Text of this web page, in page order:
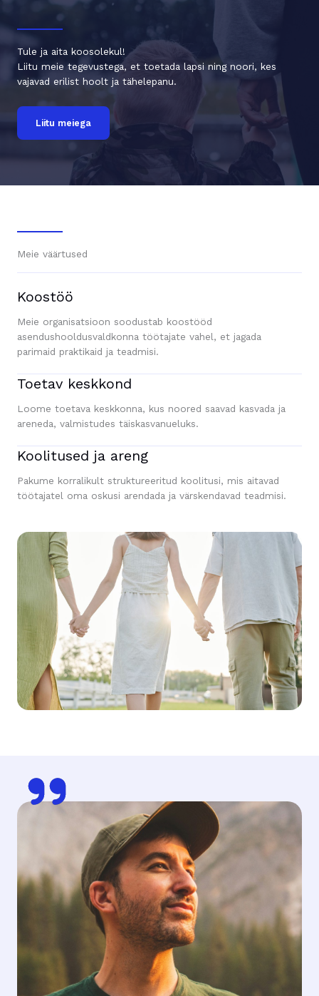
Tule ja aita koosolekul!
Liitu meie tegevustega, et toetada lapsi ning noori, kes
vajavad erilist hoolt ja tähelepanu.
Liitu meiega
Meie väärtused
Koostöö
Meie organisatsioon soodustab koostööd
asendushooldusvaldkonna töötajate vahel, et jagada
parimaid praktikaid ja teadmisi.
Toetav keskkond
Loome toetava keskkonna, kus noored saavad kasvada ja
areneda, valmistudes täiskasvanueluks.
Koolitused ja areng
Pakume korralikult struktureeritud koolitusi, mis aitavad
töötajatel oma oskusi arendada ja värskendavad teadmisi.